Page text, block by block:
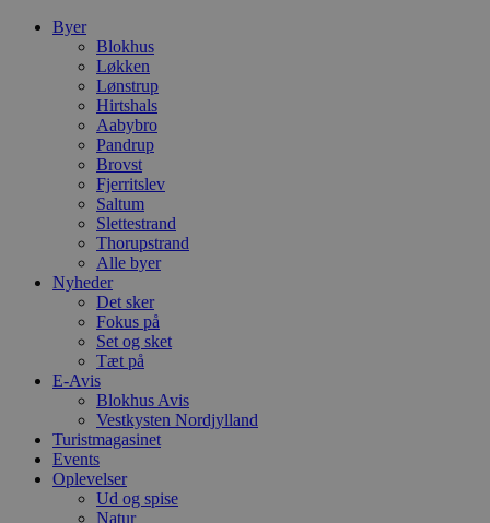
Byer
Blokhus
Løkken
Lønstrup
Hirtshals
Aabybro
Pandrup
Brovst
Fjerritslev
Saltum
Slettestrand
Thorupstrand
Alle byer
Nyheder
Det sker
Fokus på
Set og sket
Tæt på
E-Avis
Blokhus Avis
Vestkysten Nordjylland
Turistmagasinet
Events
Oplevelser
Ud og spise
Natur